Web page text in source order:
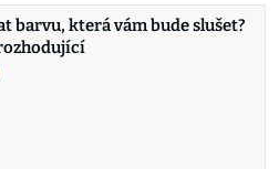
barvu, která vám bude slušet?